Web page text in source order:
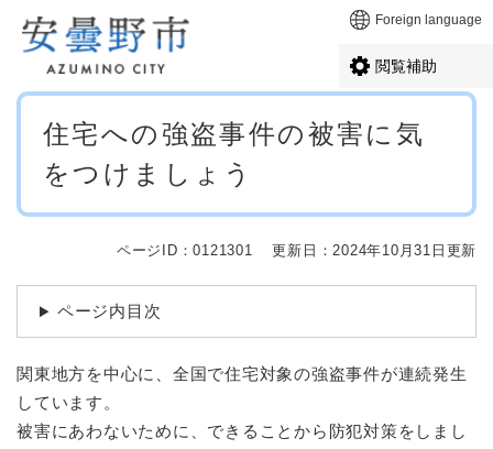
メニューを飛ばして本文へ Foreign language
閲覧補助
本
住宅への強盗事件の被害に気
をつけましょう
ページID：0121301 更新日：2024年10月31日更新
ページ内目次
関東地方を中心に、全国で住宅対象の強盗事件が連続発生
しています。
被害にあわないために、できることから防犯対策をしまし